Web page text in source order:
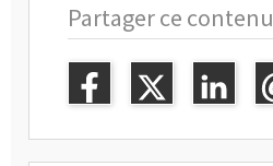
Partager ce contenu